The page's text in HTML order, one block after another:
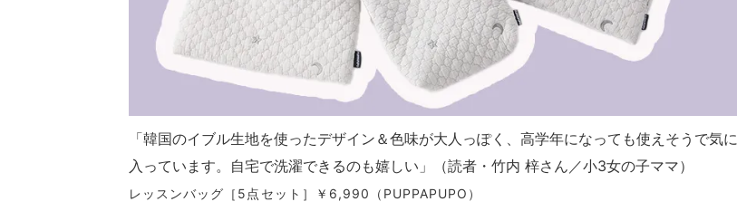
「韓国のイブル生地を使ったデザイン＆色味が大人っぽく、高学年になっても使えそうで気に
入っています。自宅で洗濯できるのも嬉しい」（読者・竹内 梓さん／小3女の子ママ）
レッスンバッグ［5点セット］￥6,990（PUPPAPUPO）